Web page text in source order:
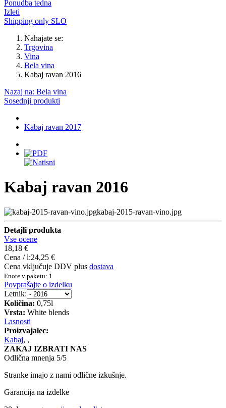
Ponudba tedna
Izleti
Shipping only SLO
Nahajate se:
Trgovina
Vina
Bela vina
Kabaj ravan 2016
Nazaj na: Bela vina
Sosednji produkti
Kabaj ravan 2017
Kabaj ravan 2016
kabaj-2015-ravan-vino.jpg
Detajli produkta
Vse ocene
18,18 €
Cena / l:24,25 €
Cena vključuje DDV plus dostava
Enote v paketu: 1
Povprašajte o izdelku
Letnik:
Količina: 0,75l
Vrsta: White blends
Lasnosti
Proizvajalec:
Kabaj, ,
ZAKAJ IZBRATI NAS
Odlična mnenja 5/5
Stranke imajo z nami odlične izkušnje.
Garancija na izdelke